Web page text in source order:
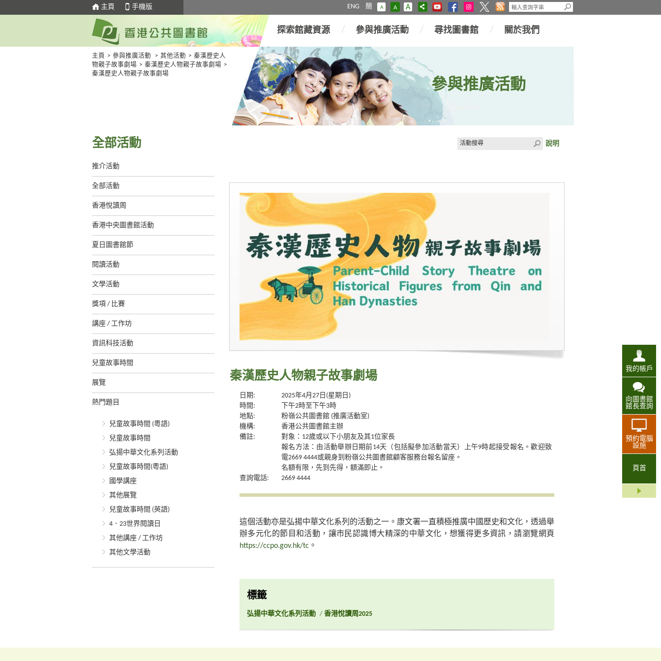
主頁 手機版 ENG 簡 A A A
我的帳戶
向圖書館
館長查詢
預約電腦
設施
頁首
探索館藏資源 參與推廣活動 尋找圖書館 關於我們
主頁 > 參與推廣活動 > 其他活動 > 秦漢歷史人
物親子故事劇場 > 秦漢歷史人物親子故事劇場 >
秦漢歷史人物親子故事劇場
參與推廣活動
全部活動
推介活動
全部活動
香港悅讀周
香港中央圖書館活動
夏日圖書館節
閱讀活動
文學活動
獎項 / 比賽
講座 / 工作坊
資訊科技活動
兒童故事時間
展覽
熱門題目
兒童故事時間 (粵語)
兒童故事時間
弘揚中華文化系列活動
兒童故事時間(粵語)
國學講座
其他展覽
兒童故事時間 (英語)
4．23世界閱讀日
其他講座 / 工作坊
其他文學活動
說明
秦漢歷史人物親子故事劇場
日期:
2025年4月27日(星期日)
時間:
下午2時至下午3時
地點:
粉嶺公共圖書館 (推廣活動室)
機構:
香港公共圖書館主辦
備註:
對象：12歲或以下小朋友及其1位家長
報名方法：由活動舉辦日期前14天（包括擬參加活動當天）上午9時起接受報名。歡迎致
電2669 4444或親身到粉嶺公共圖書館顧客服務台報名留座。
名額有限，先到先得，額滿即止。
查詢電話:
2669 4444
這個活動亦是弘揚中華文化系列的活動之一。康文署一直積極推廣中國歷史和文化，透過舉
辦多元化的節目和活動，讓市民認識博大精深的中華文化，想獲得更多資訊，請瀏覽網頁
https://ccpo.gov.hk/tc 。
標籤
弘揚中華文化系列活動 / 香港悅讀周2025